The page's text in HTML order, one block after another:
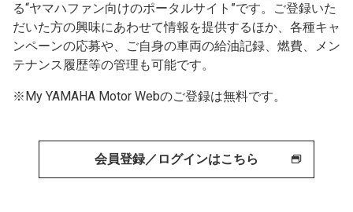
る“ヤマハファン向けのポータルサイト”です。ご登録いた
だいた方の興味にあわせて情報を提供するほか、各種キャ
ンペーンの応募や、ご自身の車両の給油記録、燃費、メン
テナンス履歴等の管理も可能です。
※My YAMAHA Motor Webのご登録は無料です。
会員登録／ログインはこちら